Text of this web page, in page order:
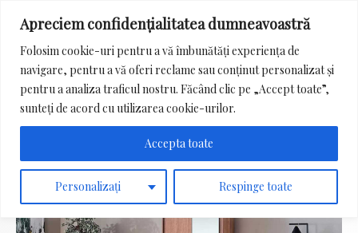
Apreciem confidențialitatea dumneavoastră
Folosim cookie-uri pentru a vă îmbunătăți experiența de
navigare, pentru a vă oferi reclame sau conținut personalizat și
pentru a analiza traficul nostru. Făcând clic pe „Accept toate”,
sunteți de acord cu utilizarea cookie-urilor.
Personalizați Respinge toate
Accepta toate
Menu
Search
for: